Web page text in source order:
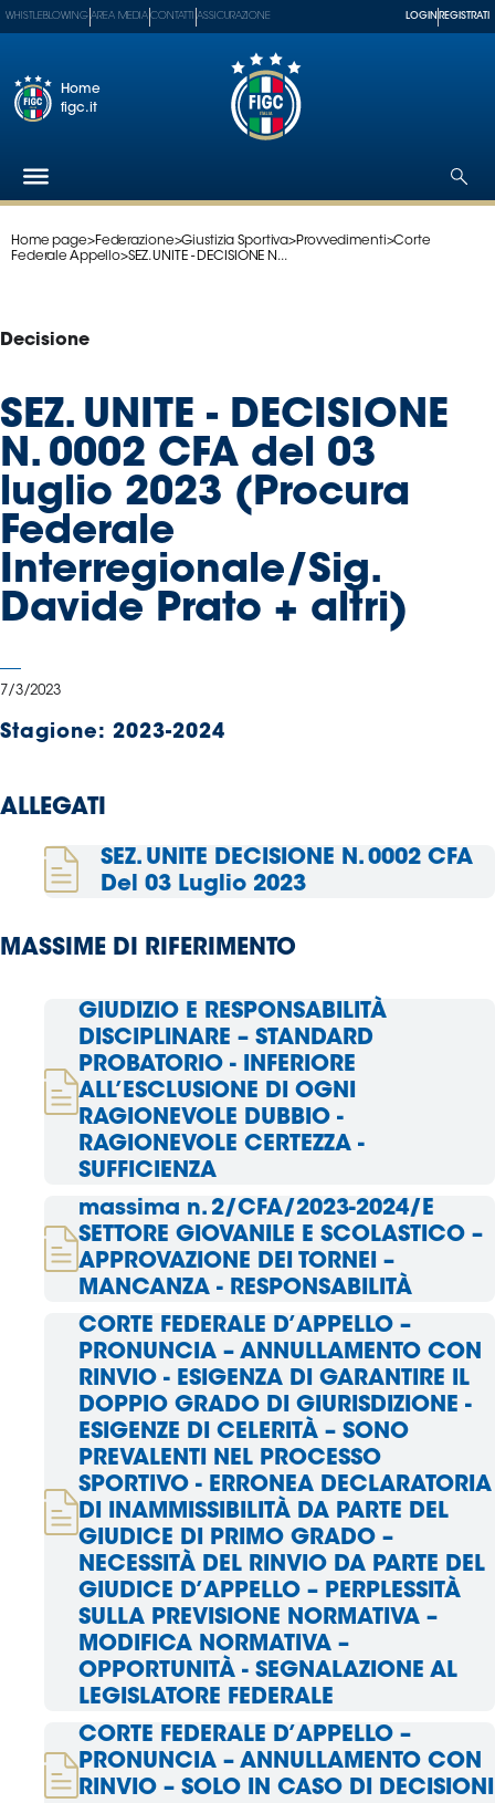
Federazione
Tecnici
Paralimpico
Serie
A
Women
Serie
B
Femminile
Museo
del
partner
Assicurazione
Media
Contatti
Social media
WHISTLEBLOWING AREA MEDIA CONTATTI ASSICURAZIONE LOGIN REGISTRATI
Home
figc.it
Home page>Federazione>Giustizia Sportiva>Provvedimenti>Corte
Federale Appello>SEZ. UNITE - DECISIONE N...
Decisione
SEZ. UNITE - DECISIONE
N. 0002 CFA del 03
luglio 2023 (Procura
Federale
Interregionale/Sig.
Davide Prato + altri)
7/3/2023
Stagione: 2023-2024
ALLEGATI
SEZ. UNITE DECISIONE N. 0002 CFA
Del 03 Luglio 2023
MASSIME DI RIFERIMENTO
GIUDIZIO E RESPONSABILITÀ
DISCIPLINARE – STANDARD
PROBATORIO - INFERIORE
ALL’ESCLUSIONE DI OGNI
RAGIONEVOLE DUBBIO -
RAGIONEVOLE CERTEZZA -
SUFFICIENZA
massima n. 2/CFA/2023-2024/E
SETTORE GIOVANILE E SCOLASTICO –
APPROVAZIONE DEI TORNEI –
MANCANZA - RESPONSABILITÀ
CORTE FEDERALE D’APPELLO –
PRONUNCIA – ANNULLAMENTO CON
RINVIO - ESIGENZA DI GARANTIRE IL
DOPPIO GRADO DI GIURISDIZIONE -
ESIGENZE DI CELERITÀ – SONO
PREVALENTI NEL PROCESSO
SPORTIVO - ERRONEA DECLARATORIA
DI INAMMISSIBILITÀ DA PARTE DEL
GIUDICE DI PRIMO GRADO –
NECESSITÀ DEL RINVIO DA PARTE DEL
GIUDICE D’APPELLO – PERPLESSITÀ
SULLA PREVISIONE NORMATIVA –
MODIFICA NORMATIVA –
OPPORTUNITÀ - SEGNALAZIONE AL
LEGISLATORE FEDERALE
CORTE FEDERALE D’APPELLO –
PRONUNCIA – ANNULLAMENTO CON
RINVIO – SOLO IN CASO DI DECISIONI